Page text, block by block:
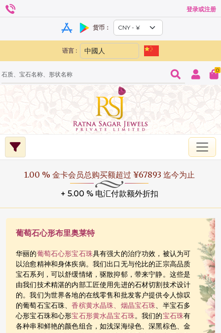
登录或注册
货币：
语言 :
0
1.00 % 金卡会员总购买额超过 ¥67893 迄今为止
+ 5.00 % 电汇付款额外折扣
葡萄石心形布里奥莱特
华丽的葡萄石心形宝石珠具有强大的治疗功效，被认为可
以治愈精神和身体疾病。我们出口无与伦比的正宗高品质
宝石系列，可以舒缓情绪，驱散抑郁，带来宁静。这些是
由我们技术精湛的内部工匠使用先进的石材切割技术设计
的。我们为世界各地的在线零售和批发客户提供令人惊叹
的葡萄石宝石珠、香槟黄水晶珠、烟晶宝石珠、半宝石多
心形宝石珠和心形宝石形黄水晶宝石珠。我们的宝石珠有
各种串和鲜艳的颜色组合，如浅深海绿色、深黑棕色、金